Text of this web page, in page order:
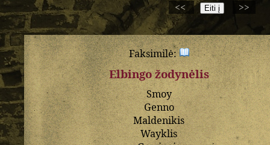
<<
>>
Faksimilė:
Elbingo žodynėlis
Smoy
Genno
Maldenikis
Wayklis